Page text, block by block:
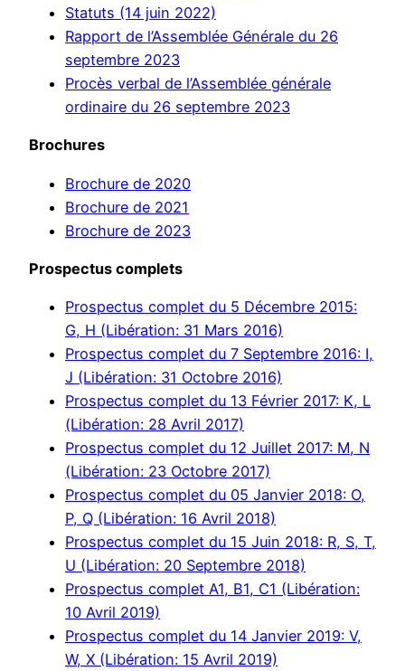
Statuts (14 juin 2022)
Rapport de l’Assemblée Générale du 26
septembre 2023
Procès verbal de l’Assemblée générale
ordinaire du 26 septembre 2023
Brochures
Brochure de 2020
Brochure de 2021
Brochure de 2023
Prospectus complets
Prospectus complet du 5 Décembre 2015:
G, H (Libération: 31 Mars 2016)
Prospectus complet du 7 Septembre 2016: I,
J (Libération: 31 Octobre 2016)
Prospectus complet du 13 Février 2017: K, L
(Libération: 28 Avril 2017)
Prospectus complet du 12 Juillet 2017: M, N
(Libération: 23 Octobre 2017)
Prospectus complet du 05 Janvier 2018: O,
P, Q (Libération: 16 Avril 2018)
Prospectus complet du 15 Juin 2018: R, S, T,
U (Libération: 20 Septembre 2018)
Prospectus complet A1, B1, C1 (Libération:
10 Avril 2019)
Prospectus complet du 14 Janvier 2019: V,
W, X (Libération: 15 Avril 2019)